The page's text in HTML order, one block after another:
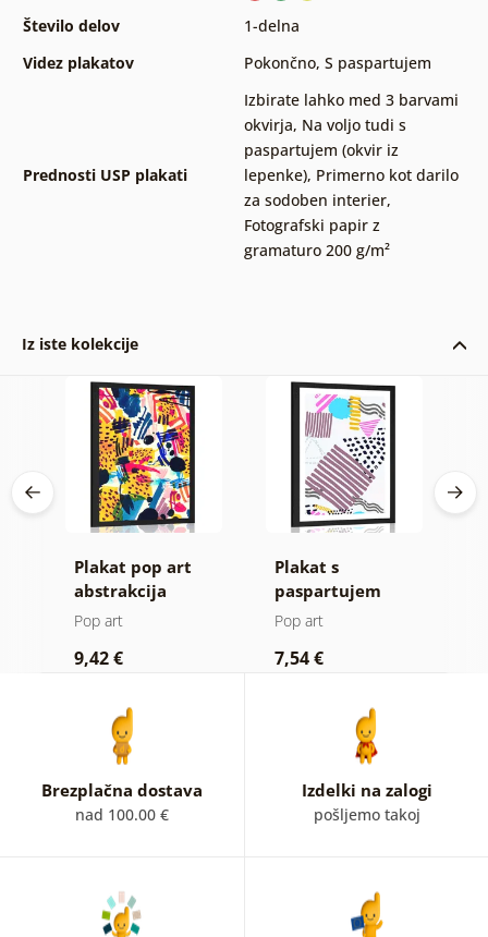
Število delov
1-delna
Videz plakatov
Pokončno, S paspartujem
Prednosti USP plakati
Izbirate lahko med 3 barvami
okvirja, Na voljo tudi s
paspartujem (okvir iz
lepenke), Primerno kot darilo
za sodoben interier,
Fotografski papir z
gramaturo 200 g/m²
Iz iste kolekcije
Plakat pop art
abstrakcija
Pop art
9,42 €
Plakat s
paspartujem
Memphis vzorec v
Pop art
7,54 €
Brezplačna dostava
nad 100.00 €
Izdelki na zalogi
pošljemo takoj